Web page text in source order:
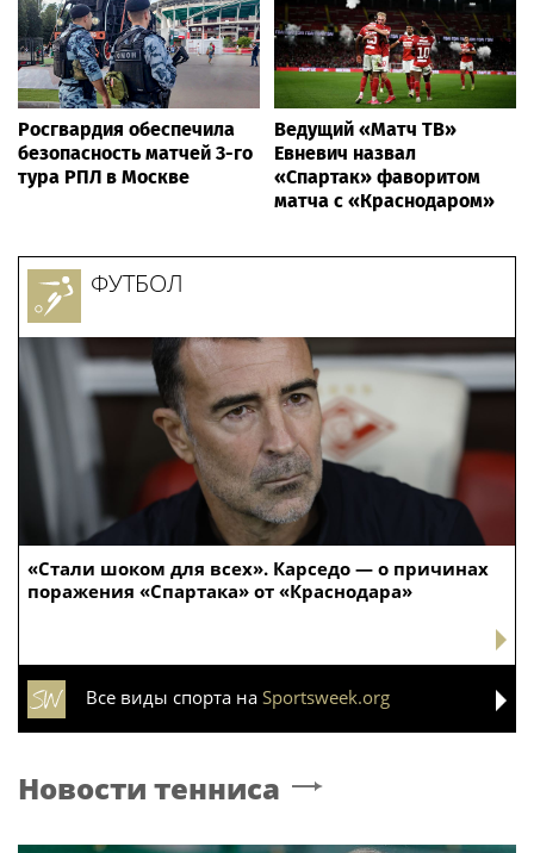
Росгвардия обеспечила
безопасность матчей 3-го
тура РПЛ в Москве
Ведущий «Матч ТВ»
Евневич назвал
«Спартак» фаворитом
матча с «Краснодаром»
«Стали шоком для всех». Карседо — о причинах
поражения «Спартака» от «Краснодара»
ФУТБОЛ
Все виды спорта на Sportsweek.org
Новости тенниса